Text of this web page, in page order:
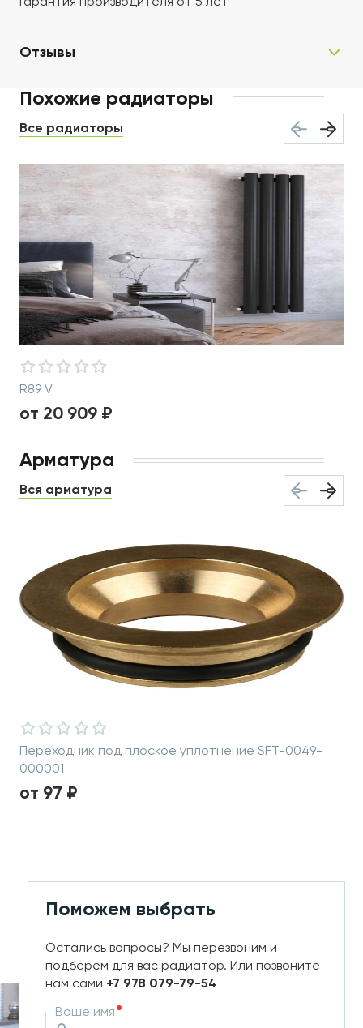
Отзывы
Похожие радиаторы
Все радиаторы
R89 V
от 20 909 ₽
Арматура
Вся арматура
Переходник под плоское уплотнение SFT-0049-
000001
от 97 ₽
Поможем выбрать
Остались вопросы? Мы перезвоним и
подберём для вас радиатор. Или позвоните
нам сами +7 978 079-79-54
Ваше имя